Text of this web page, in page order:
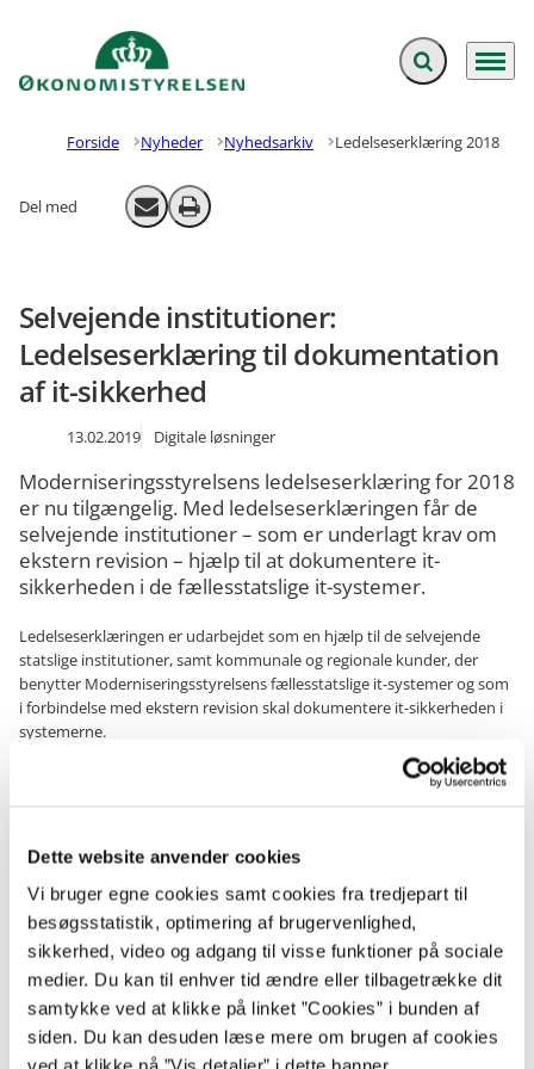
Dette website anvender cookies
Vi bruger egne cookies samt cookies fra tredjepart til
besøgsstatistik, optimering af brugervenlighed,
sikkerhed, video og adgang til visse funktioner på sociale
medier. Du kan til enhver tid ændre eller tilbagetrække dit
samtykke ved at klikke på linket ”Cookies” i bunden af
siden. Du kan desuden læse mere om brugen af cookies
Gå til forsiden Fold søgefelt ud
Menu
Forside Nyheder Nyhedsarkiv Ledelseserklæring 2018
Del med Send email
Print
Selvejende institutioner:
Ledelseserklæring til dokumentation
af it-sikkerhed
13.02.2019 Digitale løsninger
Moderniseringsstyrelsens ledelseserklæring for 2018
er nu tilgængelig. Med ledelseserklæringen får de
selvejende institutioner – som er underlagt krav om
ekstern revision – hjælp til at dokumentere it-
sikkerheden i de fællesstatslige it-systemer.
Ledelseserklæringen er udarbejdet som en hjælp til de selvejende
statslige institutioner, samt kommunale og regionale kunder, der
benytter Moderniseringsstyrelsens fællesstatslige it-systemer og som
i forbindelse med ekstern revision skal dokumentere it-sikkerheden i
systemerne.
Ledelseserklæringen beskriver hvad Moderniseringsstyrelsen står
for en revisionserklæring, og kan benyttes til at dokumentere it-
Ledelseserklæringen er udarbejdet som en service for de nævnte
institutioner, fordi der under den statslige revisionsordning ikke bliver
udarbejdet revisionserklæringer.
Du kan rekvirere ledelseserklæringen ved at sende en mail til
sikkerhed@modst.dk